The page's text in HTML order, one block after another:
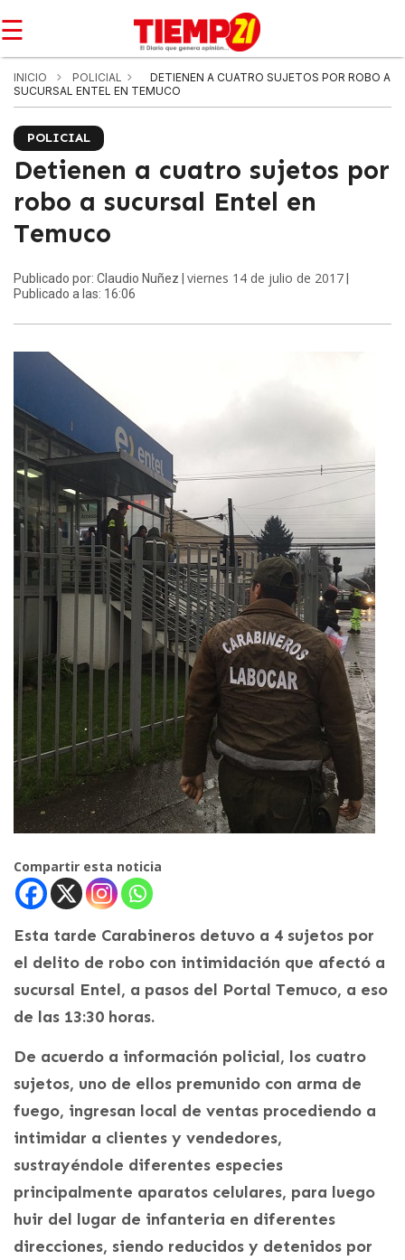
☰
INICIO POLICIAL
DETIENEN A CUATRO SUJETOS POR ROBO A
SUCURSAL ENTEL EN TEMUCO
POLICIAL
Detienen a cuatro sujetos por
robo a sucursal Entel en
Temuco
Publicado por: Claudio Nuñez | viernes 14 de julio de 2017
Publicado a las: 16:06
Compartir esta noticia
Esta tarde Carabineros detuvo a 4 sujetos por
el delito de robo con intimidación que afectó a
sucursal Entel, a pasos del Portal Temuco, a eso
de las 13:30 horas.
De acuerdo a información policial, los cuatro
sujetos, uno de ellos premunido con arma de
fuego, ingresan local de ventas procediendo a
intimidar a clientes y vendedores,
sustrayéndole diferentes especies
principalmente aparatos celulares, para luego
huir del lugar de infanteria en diferentes
direcciones, siendo reducidos y detenidos por